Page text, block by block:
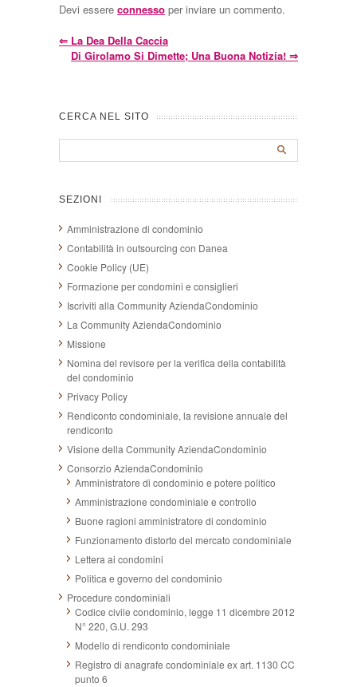
Devi essere connesso per inviare un commento.
⇐ La Dea Della Caccia
Di Girolamo Si Dimette; Una Buona Notizia! ⇒
CERCA NEL SITO
SEZIONI
Amministrazione di condominio
Contabilità in outsourcing con Danea
Cookie Policy (UE)
Formazione per condomini e consiglieri
Iscriviti alla Community AziendaCondominio
La Community AziendaCondominio
Missione
Nomina del revisore per la verifica della contabilità
del condominio
Privacy Policy
Rendiconto condominiale, la revisione annuale del
rendiconto
Visione della Community AziendaCondominio
Consorzio AziendaCondominio
Amministratore di condominio e potere politico
Amministrazione condominiale e controllo
Buone ragioni amministratore di condominio
Funzionamento distorto del mercato condominiale
Lettera ai condomini
Politica e governo del condominio
Procedure condominiali
Codice civile condominio, legge 11 dicembre 2012
N° 220, G.U. 293
Modello di rendiconto condominiale
Registro di anagrafe condominiale ex art. 1130 CC
punto 6